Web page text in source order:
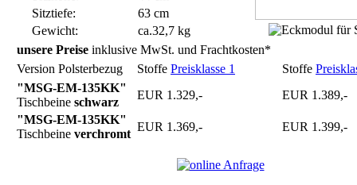
Sitztiefe:
63 cm
Gewicht:
ca.32,7 kg
unsere Preise inklusive MwSt. und Frachtkosten*
Version Polsterbezug
Stoffe Preisklasse 1 Stoffe
"MSG-EM-135KK"
Tischbeine schwarz
EUR 1.329,-
EUR 1.389,-
"MSG-EM-135KK"
Tischbeine verchromt
EUR 1.369,- EUR 1.399,-